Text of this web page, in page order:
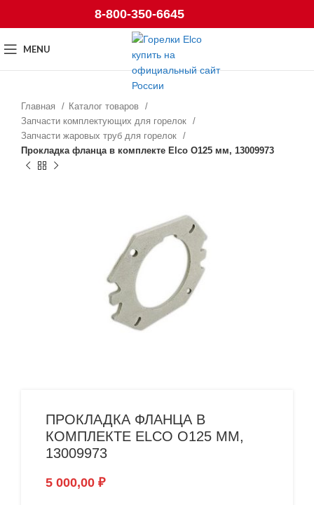
8-800-350-6645
MENU
Главная
Каталог товаров
Запчасти комплектующих для горелок
Запчасти жаровых труб для горелок
Прокладка фланца в комплекте Elco O125 мм, 13009973
ПРОКЛАДКА ФЛАНЦА В
КОМПЛЕКТЕ ELCO O125 ММ,
13009973
5 000,00 ₽